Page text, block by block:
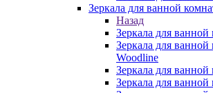
Зеркала для ванной
Назад
Зеркала для
Зеркала для
Woodline
Зеркала для
Зеркала для